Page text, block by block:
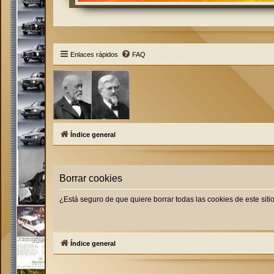
Enlaces rápidos FAQ
Índice general
Borrar cookies
¿Está seguro de que quiere borrar todas las cookies de este
Índice general